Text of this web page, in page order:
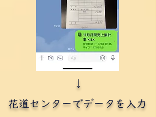
↓
花道センターでデータを入力